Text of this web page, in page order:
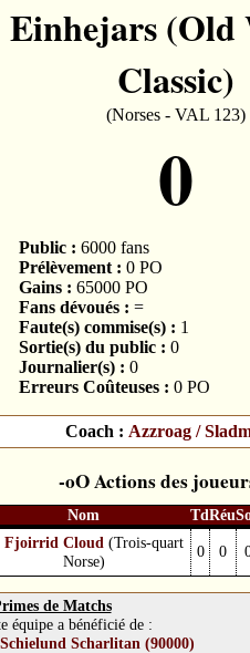
Einhejars (Old
Classic)
(Norses - VAL 123)
0
Public : 6000 fans
Prélèvement : 0 PO
Gains : 65000 PO
Fans dévoués : =
Faute(s) commise(s) : 1
Sortie(s) du public : 0
Journalier(s) : 0
Erreurs Coûteuses : 0 PO
Coach : Azzroag /
Actions des
Nom TdRéu
Fjoirrid Cloud (Trois-quart
Norse)
0 0
de Matchs
équipe a bénéficié de :
Schielund Scharlitan (90000)